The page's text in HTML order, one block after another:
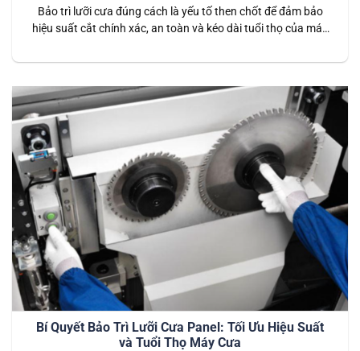
Bảo trì lưỡi cưa đúng cách là yếu tố then chốt để đảm bảo
hiệu suất cắt chính xác, an toàn và kéo dài tuổi thọ của máy
mà còn giảm thiểu chi phí sửa chữa và ngăn ngừa tai nạn
Bí Quyết Bảo Trì Lưỡi Cưa Panel: Tối Ưu Hiệu Suất
và Tuổi Thọ Máy Cưa